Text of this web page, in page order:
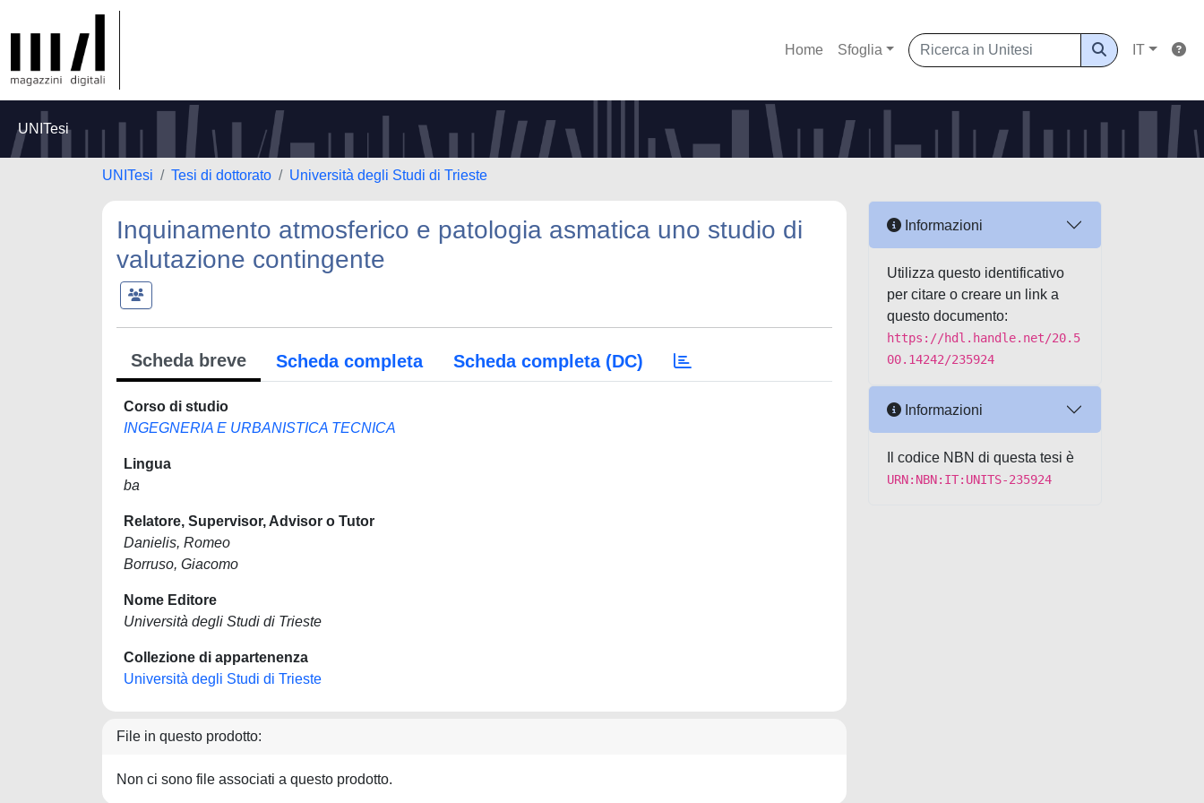
Home Sfoglia IT
UNITesi
UNITesi Tesi di dottorato Università degli Studi di Trieste
Inquinamento atmosferico e patologia asmatica uno studio di
valutazione contingente
Scheda breve Scheda completa Scheda completa (DC)
Corso di studio
INGEGNERIA E URBANISTICA TECNICA
Lingua
ba
Relatore, Supervisor, Advisor o Tutor
Danielis, Romeo
Borruso, Giacomo
Nome Editore
Università degli Studi di Trieste
Collezione di appartenenza
Università degli Studi di Trieste
File in questo prodotto:
Non ci sono file associati a questo prodotto.
Informazioni
Utilizza questo identificativo
per citare o creare un link a
questo documento:
https://hdl.handle.net/20.5
00.14242/235924
Informazioni
Il codice NBN di questa tesi è
URN:NBN:IT:UNITS-235924